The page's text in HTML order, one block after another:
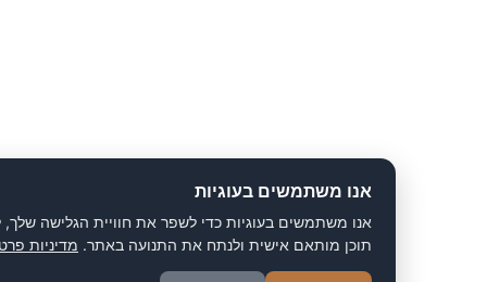
אנו משתמשים בעוגיות
אנו משתמשים בעוגיות כדי לשפר את חוויית הגלישה שלך, להציג
תוכן מותאם אישית ולנתח את התנועה באתר.מדיניות פרטיות